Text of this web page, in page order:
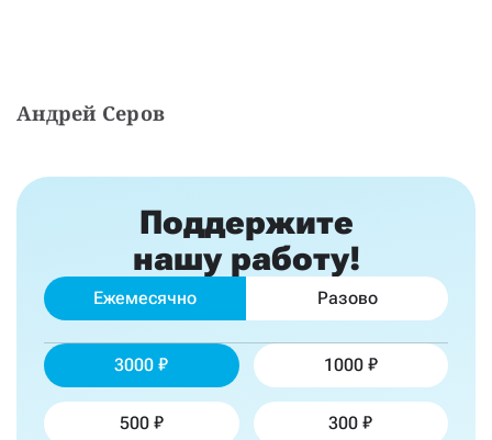
Андрей Серов
Поддержите
нашу работу!
Ежемесячно Разово
3000 1000
500 300